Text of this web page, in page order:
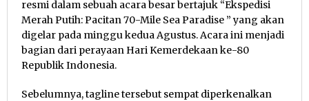
resmi dalam sebuah acara besar bertajuk “Ekspedisi
Merah Putih: Pacitan 70-Mile Sea Paradise ” yang akan
digelar pada minggu kedua Agustus. Acara ini menjadi
bagian dari perayaan Hari Kemerdekaan ke-80
Republik Indonesia.
Sebelumnya, tagline tersebut sempat diperkenalkan